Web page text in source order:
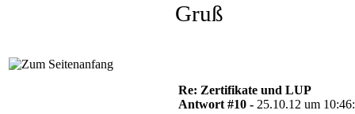
Gruß
Re: Zertifikate und LUP
Antwort #10 - 25.10.12 um